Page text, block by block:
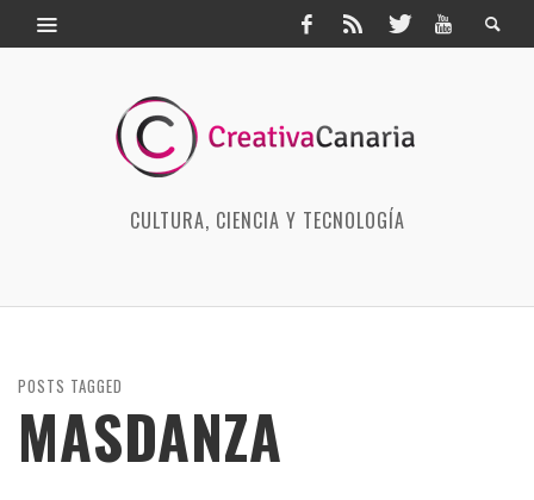
CULTURA, CIENCIA Y TECNOLOGÍA
POSTS TAGGED
MASDANZA